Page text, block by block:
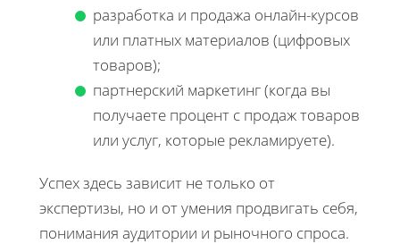
разработка и продажа онлайн-курсов
или платных материалов (цифровых
товаров);
партнерский маркетинг (когда вы
получаете процент с продаж товаров
или услуг, которые рекламируете).
Успех здесь зависит не только от
экспертизы, но и от умения продвигать себя,
понимания аудитории и рыночного спроса.